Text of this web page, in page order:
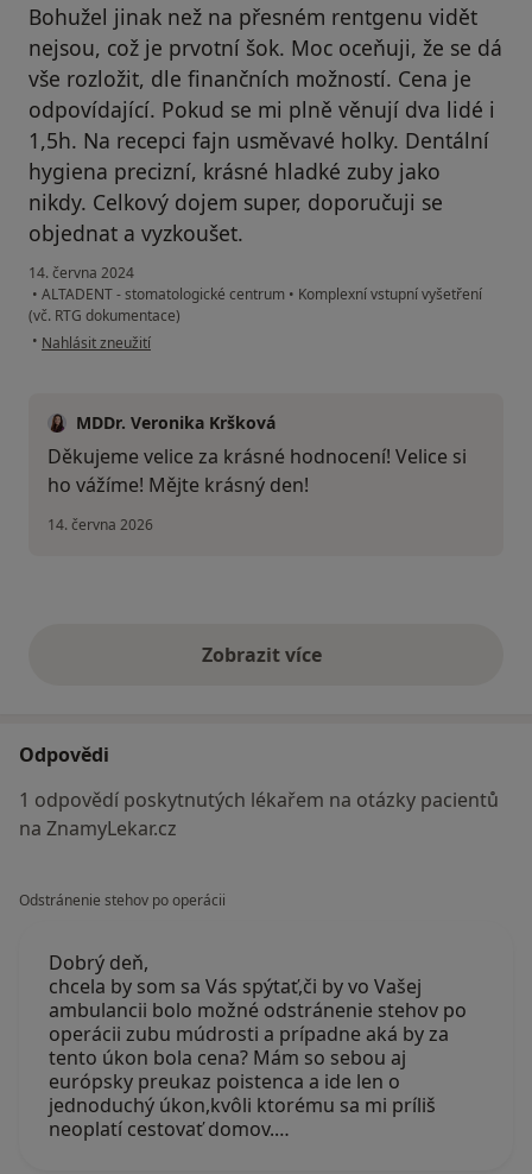
Bohužel jinak než na přesném rentgenu vidět
nejsou, což je prvotní šok. Moc oceňuji, že se dá
vše rozložit, dle finančních možností. Cena je
odpovídající. Pokud se mi plně věnují dva lidé i
1,5h. Na recepci fajn usměvavé holky. Dentální
hygiena precizní, krásné hladké zuby jako
nikdy. Celkový dojem super, doporučuji se
objednat a vyzkoušet.
14. června 2024
• ALTADENT - stomatologické centrum • Komplexní vstupní vyšetření
(vč. RTG dokumentace)
• podle názoru uživatele Simča D.
Nahlásit zneužití
MDDr. Veronika Kršková
Děkujeme velice za krásné hodnocení! Velice si
ho vážíme! Mějte krásný den!
14. června 2026
Zobrazit vícevýše uvedené názory
Odpovědi
1 odpovědí poskytnutých lékařem na otázky pacientů
na ZnamyLekar.cz
Odstránenie stehov po operácii
Dobrý deň,
chcela by som sa Vás spýtať,či by vo Vašej
ambulancii bolo možné odstránenie stehov po
operácii zubu múdrosti a prípadne aká by za
tento úkon bola cena? Mám so sebou aj
európsky preukaz poistenca a ide len o
jednoduchý úkon,kvôli ktorému sa mi príliš
neoplatí cestovať domov.…